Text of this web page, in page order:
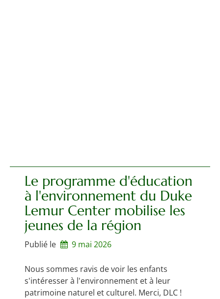
Le programme d'éducation
à l'environnement du Duke
Lemur Center mobilise les
jeunes de la région
Publié le 9 mai 2026
Nous sommes ravis de voir les enfants
s'intéresser à l'environnement et à leur
patrimoine naturel et culturel. Merci, DLC !